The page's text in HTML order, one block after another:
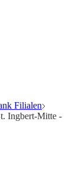
Filialen
Ingbert-Mitte -